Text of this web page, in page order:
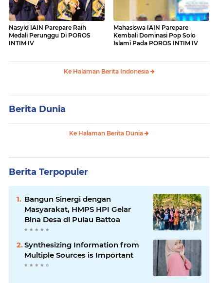
Nasyid IAIN Parepare Raih
Medali Perunggu Di POROS
INTIM IV
Mahasiswa IAIN Parepare
Kembali Dominasi Pop Solo
Islami Pada POROS INTIM IV
Ke Halaman Berita Indonesia
Berita Dunia
Ke Halaman Berita Dunia
Berita Terpopuler
Bangun Sinergi dengan
Masyarakat, HMPS HPI Gelar
Bina Desa di Pulau Battoa
Synthesizing Information from
Multiple Sources is Important